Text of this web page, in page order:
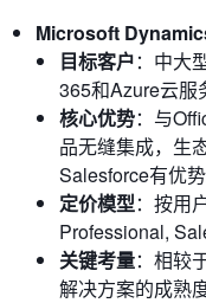
Microsoft
目标客户：中大
365和Azure云服
核心优势：与
品无缝集成，生
Salesforce有优势
定价模型：按用
Professional,
关键考量：相较
解决方案的成熟